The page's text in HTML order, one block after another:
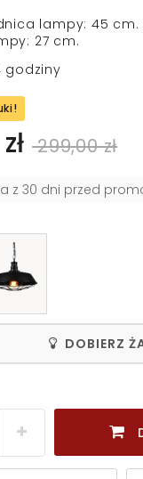
lampy: 45
27 cm.
godziny
299,00 zł
z 30 dni przed
DOBIERZ